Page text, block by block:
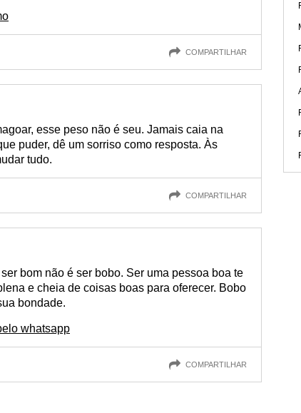
COMPARTILHAR
esse peso não é seu. Jamais caia na
puder, dê um sorriso como resposta. Às
tudo.
COMPARTILHAR
bom não é ser bobo. Ser uma pessoa boa te
e cheia de coisas boas para oferecer. Bobo
bondade.
whatsapp
COMPARTILHAR